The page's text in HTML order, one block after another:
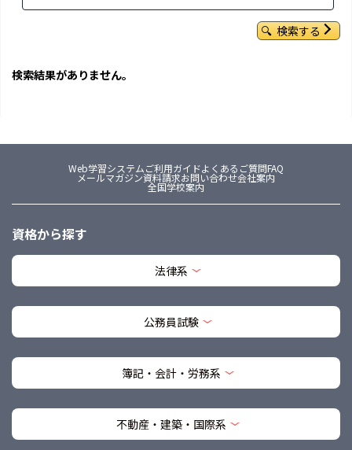
検索する
検索結果がありません。
Web学習システムご利用ガイドよくあるご質問FAQ
メールマガジン資料請求お問い合わせ会社案内
全国学校案内
資格から探す
法律系
公務員試験
簿記・会計・労務系
不動産・建築・国際系